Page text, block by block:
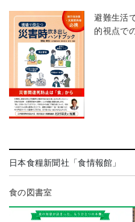
避難生活
的視点で
日本食糧新聞社「食情報館」
食の図書室